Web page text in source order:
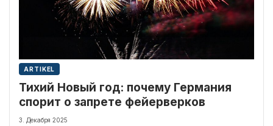
ARTIKEL
Тихий Новый год: почему Германия
спорит о запрете фейерверков
3. Декабря 2025